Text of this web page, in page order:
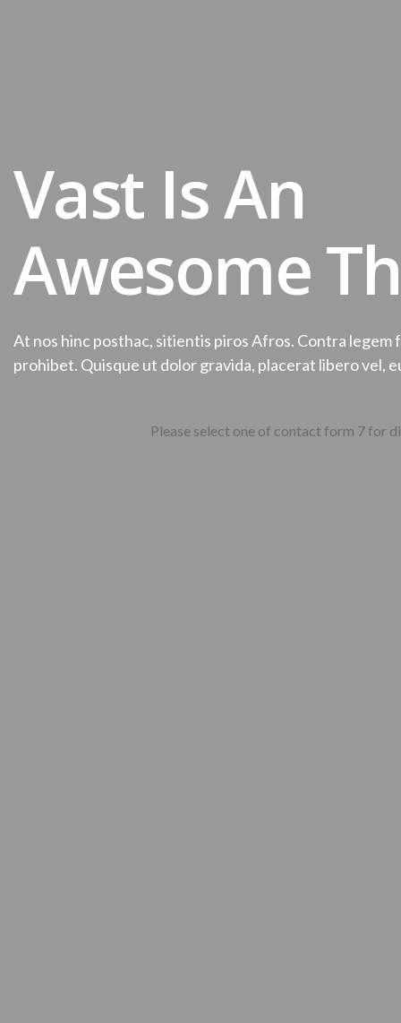
Vast Is An
Awesome
At nos hinc posthac, sitientis piros Afros. Contra legem
prohibet. Quisque ut dolor gravida, placerat libero vel,
Please select one of contact form 7 for